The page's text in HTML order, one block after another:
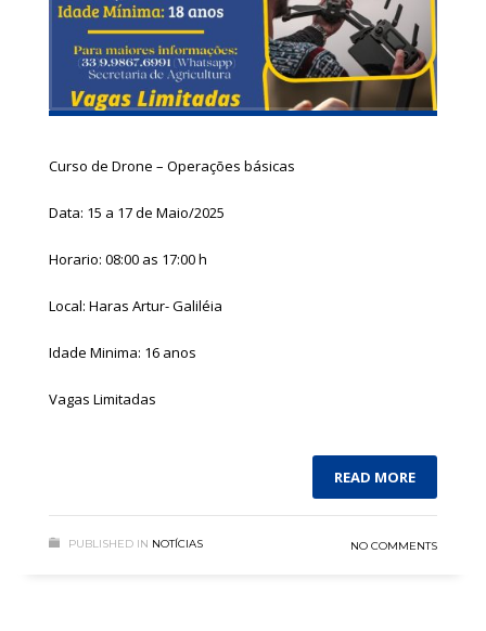
Curso de Drone – Operações básicas
Data: 15 a 17 de Maio/2025
Horario: 08:00 as 17:00 h
Local: Haras Artur- Galiléia
Idade Minima: 16 anos
Vagas Limitadas
READ MORE
PUBLISHED IN NOTÍCIAS NO COMMENTS